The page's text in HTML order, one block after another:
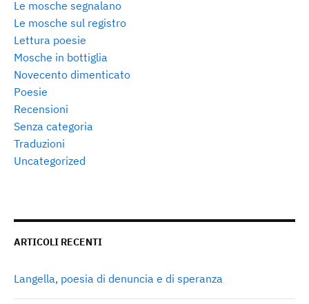
Le mosche segnalano
Le mosche sul registro
Lettura poesie
Mosche in bottiglia
Novecento dimenticato
Poesie
Recensioni
Senza categoria
Traduzioni
Uncategorized
ARTICOLI RECENTI
Langella, poesia di denuncia e di speranza